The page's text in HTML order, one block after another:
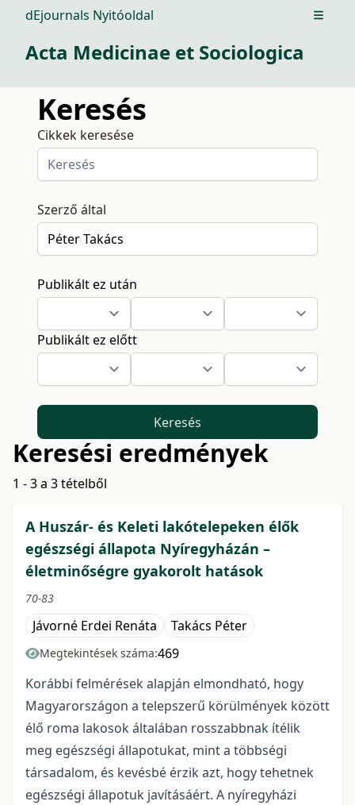
dEjournals Nyitóoldal Open
Acta Medicinae et Sociologica
Keresés
Cikkek keresése
Szerző által
Publikált ez után
Publikált ez előtt
Keresés
Keresési eredmények
1 - 3 a 3 tételből
A Huszár- és Keleti lakótelepeken élők
egészségi állapota Nyíregyházán –
életminőségre gyakorolt hatások
70-83
Jávorné Erdei Renáta Takács Péter
Megtekintések száma:469
Korábbi felmérések alapján elmondható, hogy
Magyarországon a telepszerű körülmények között
élő roma lakosok általában rosszabbnak ítélik
meg egészségi állapotukat, mint a többségi
társadalom, és kevésbé érzik azt, hogy tehetnek
egészségi állapotuk javításáért. A nyíregyházi